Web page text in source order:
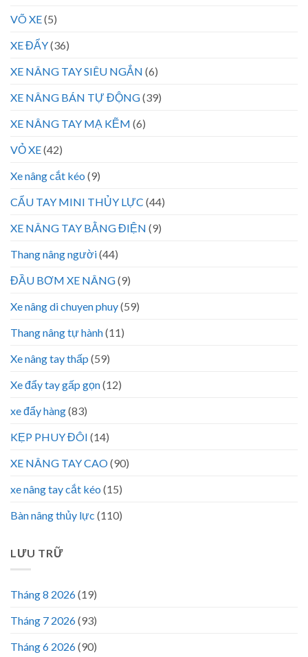
VÕ XE(5)
XE ĐẨY(36)
XE NÂNG TAY SIÊU NGẮN (6)
XE NÂNG BÁN TỰ ĐỘNG(39)
XE NÂNG TAY MẠ KẼM (6)
VỎ XE(42)
Xe nâng cắt kéo (9)
CẨU TAY MINI THỦY LỰC (44)
XE NÂNG TAY BẰNG ĐIỆN (9)
Thang nâng người(44)
ĐẦU BƠM XE NÂNG(9)
Xe nâng di chuyen phuy(59)
Thang nâng tự hành(11)
Xe nâng tay thấp (59)
Xe đẩy tay gấp gọn(12)
xe đẩy hàng(83)
KẸP PHUY ĐÔI (14)
XE NÂNG TAY CAO(90)
xe nâng tay cắt kéo (15)
Bàn nâng thủy lực (110)
LƯU TRỮ
Tháng 8 2026(19)
Tháng 7 2026(93)
Tháng 6 2026(90)